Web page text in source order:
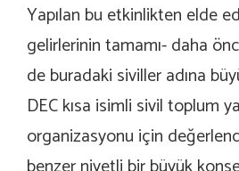
Yapılan bu etkinlikten elde
gelirlerinin tamamı- daha
de buradaki siviller adına
DEC kısa isimli sivil toplum
organizasyonu için